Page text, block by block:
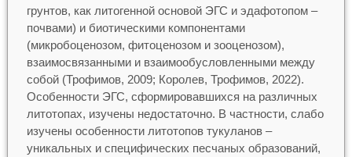
грунтов, как литогенной основой ЭГС и эдафотопом –
почвами) и биотическими компонентами
(микробоценозом, фитоценозом и зооценозом),
взаимосвязанными и взаимообусловленными между
собой (Трофимов, 2009; Королев, Трофимов, 2022).
Особенности ЭГС, сформировавшихся на различных
литотопах, изучены недостаточно. В частности, слабо
изучены особенности литотопов тукуланов –
уникальных и специфических песчаных образований,